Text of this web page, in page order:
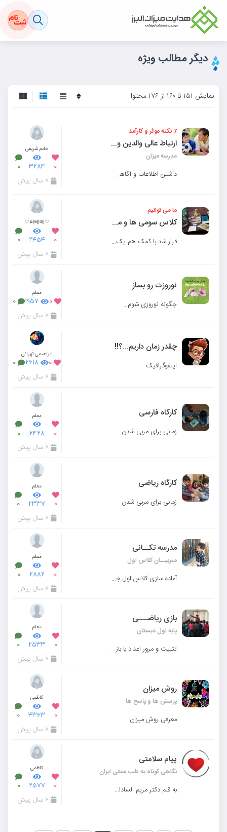
دیگر مطالب ویژه
نمایش ۱۵۱ تا ۱۶۰ از ۱۷۶ محتوا
7 نکته موثر و کارآمد
ارتباط عالی والدین و فرزندان
مدرسه میزان
داشتن اطلاعات و آگاهی با خود قدرت به همراه دارد و دانستن راه و روش گفت و گو ایجاد ارتباط طبیعی با فر
خانم شریفی
۰ ۳۲۸۴ ۰
۸ سال پیش
ما می توانیم
کلاس سومی ها و مجله نوروزی
قرار شد با کمک هم یک مجله ی نوروزی درست کنیم
♡파테메♡
۰ ۲۴۵۴ ۰
۸ سال پیش
نوروزت رو بساز
چگونه نوروزی شوم...
معلم
۰ ۱۹۵۷ ۰
۸ سال پیش
چقدر زمان داریم...؟!!
اینفوگرافیک
ابراهیمی تهرانی
۰ ۲۶۱۸ ۰
۸ سال پیش
کارگاه فارسی
زمانی برای مربی شدن
معلم
۰ ۲۴۲۸ ۰
۸ سال پیش
کارگاه ریاضی
زمانی برای مربی شدن
معلم
۰ ۲۳۳۷ ۰
۸ سال پیش
مدرسه تکــانی
متربیــان کلاس اول
آماده سازی کلاس اول جهت استقبال از فصل بهار
معلم
۰ ۲۸۸۲ ۰
۸ سال پیش
بازی ریاضـــی
پایه اول دبستان
تثبیت و مرور اعداد با بازی ریاضــی
معلم
۰ ۲۵۳۳ ۰
۸ سال پیش
روش میزان
پرسش ها و پاسخ ها
معرفی روش میزان
کاظمی
۰ ۴۳۶۳ ۰
۸ سال پیش
پیام سلامتی
نگاهی کوتاه به طب سنتی ایران
به قلم دکتر مریم السادات پاک‌نژاد متخصص طب سنتی ایرانی
کاظمی
۰ ۲۵۷۷ ۰
۸ سال پیش